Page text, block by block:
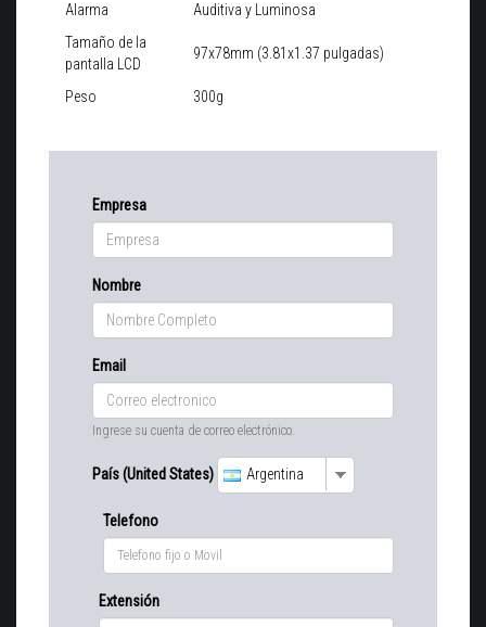
Alarma
Auditiva y Luminosa
Tamaño de la
pantalla LCD
97x78mm (3.81x1.37 pulgadas)
Peso 300g
Empresa
Nombre
Email
Ingrese su cuenta de correo electrónico.
País (United States) Argentina
Telefono
Extensión